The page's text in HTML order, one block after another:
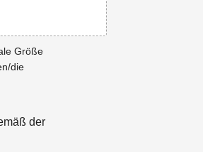
Größe
die
der